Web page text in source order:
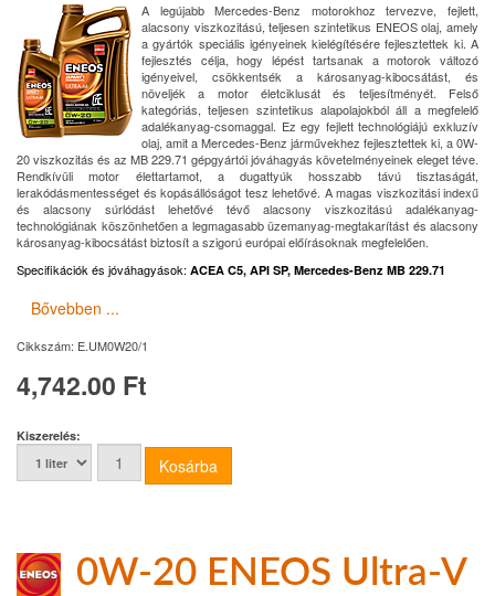
A legújabb Mercedes-Benz motorokhoz tervezve, fejlett,
alacsony viszkozitású, teljesen szintetikus ENEOS olaj, amely
a gyártók speciális igényeinek kielégítésére fejlesztettek ki. A
fejlesztés célja, hogy lépést tartsanak a motorok változó
igényeivel, csökkentsék a károsanyag-kibocsátást, és
növeljék a motor életciklusát és teljesítményét. Felső
kategóriás, teljesen szintetikus alapolajokból áll a megfelelő
adalékanyag-csomaggal. Ez egy fejlett technológiájú exkluzív
olaj, amit a Mercedes-Benz járművekhez fejlesztettek ki, a 0W-
20 viszkozitás és az MB 229.71 gépgyártói jóváhagyás követelményeinek eleget téve.
Rendkívüli motor élettartamot, a dugattyúk hosszabb távú tisztaságát,
lerakódásmentességet és kopásállóságot tesz lehetővé. A magas viszkozitási indexű
és alacsony súrlódást lehetővé tévő alacsony viszkozitású adalékanyag-
technológiának köszönhetően a legmagasabb üzemanyag-megtakarítást és alacsony
károsanyag-kibocsátást biztosít a szigorú európai előírásoknak megfelelően.
Specifikációk és jóváhagyások: ACEA C5, API SP, Mercedes-Benz MB 229.71
Bővebben ...
Cikkszám: E.UM0W20/1
4,742.00 Ft
Kiszerelés:
0W-20 ENEOS Ultra-V